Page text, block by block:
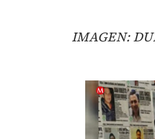
IMAGEN: